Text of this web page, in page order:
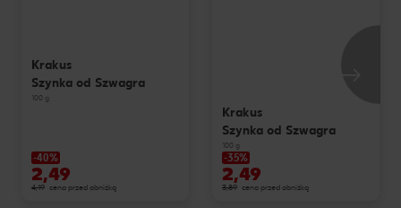
Krakus
Szynka od Szwagra
100 g
-40%
2,49
4,19 cena przed obniżką
Krakus
Szynka od Szwagra
100 g
-35%
2,49
3,89 cena przed obniżką